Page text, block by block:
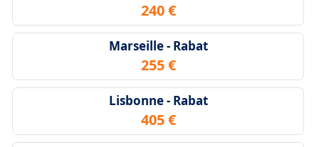
240 €
Marseille - Rabat
255 €
Lisbonne - Rabat
405 €